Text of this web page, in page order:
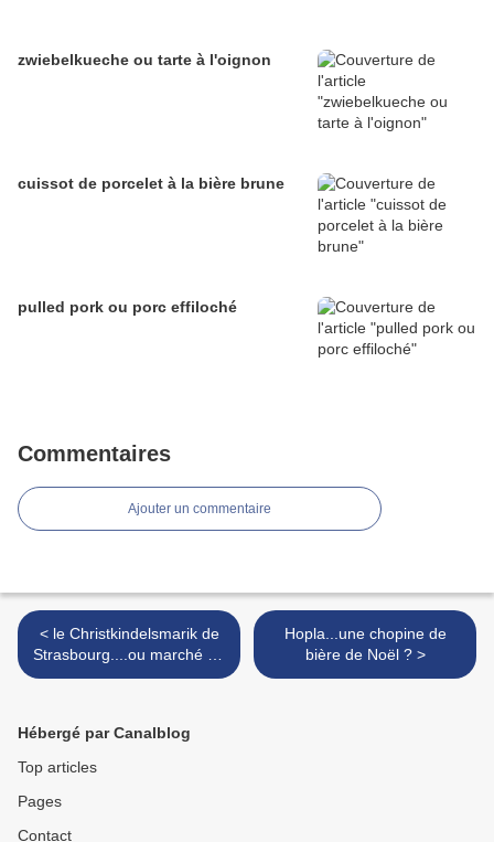
zwiebelkueche ou tarte à l'oignon
cuissot de porcelet à la bière brune
pulled pork ou porc effiloché
Commentaires
Ajouter un commentaire
< le Christkindelsmarik de
Strasbourg....ou marché de
Noël
Hopla...une chopine de
bière de Noël ? >
Hébergé par Canalblog
Top articles
Pages
Contact